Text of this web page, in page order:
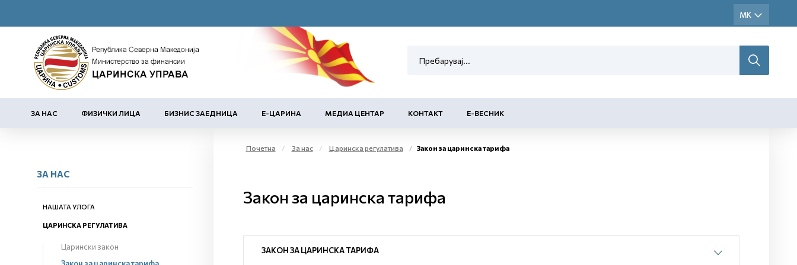
ЗА НАС ФИЗИЧКИ ЛИЦА БИЗНИС ЗАЕДНИЦА Е-ЦАРИНА МЕДИА ЦЕНТАР КОНТАКТ Е-ВЕСНИК
ЗА НАС
НАШАТА УЛОГА
ЦАРИНСКА РЕГУЛАТИВА
Царински закон
Почетна За нас Царинска регулатива Закон за царинска тарифа
Закон за царинска тарифа
ЗАКОН ЗА ЦАРИНСКА ТАРИФА